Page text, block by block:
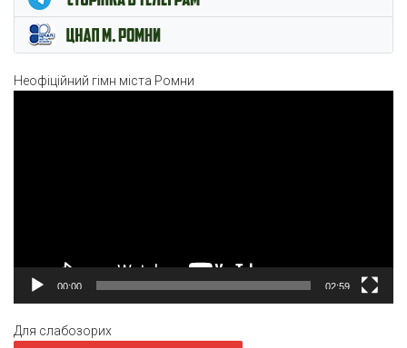
Неофіційний гімн міста Ромни
00:00 02:59
Для слабозорих